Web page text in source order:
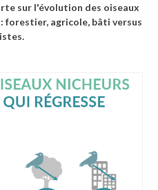
sur l'évolution des oiseaux
forestier, agricole, bâti versus